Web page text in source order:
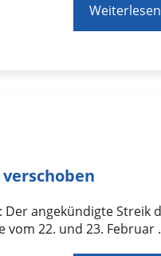
Weiterlesen
angekündigte Streik
vom 22. und 23. Februar